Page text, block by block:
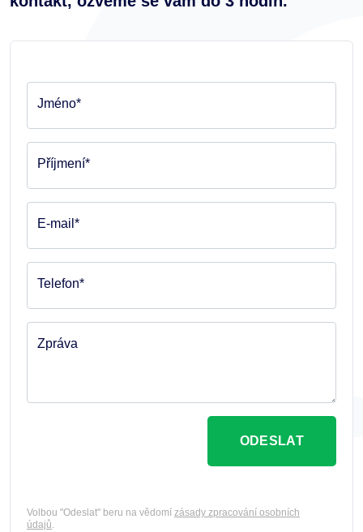
Jméno*
Příjmení*
E-mail*
Telefon*
Zpráva
ODESLAT
Volbou "Odeslat" beru na vědomí zásady zpracování osobních
údajů.